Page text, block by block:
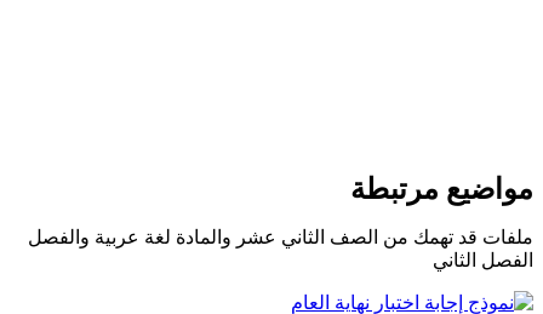
مواضيع مرتبطة
ملفات قد تهمك من الصف الثاني عشر والمادة لغة عربية والفصل
الفصل الثاني